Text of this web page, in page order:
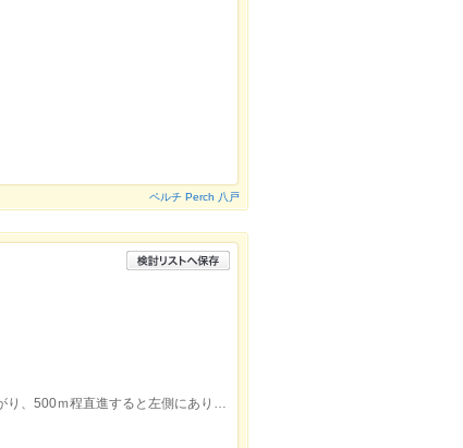
ペルチ Perch 八戸
国道45号線からスシロー八戸店前の道路に曲がり、500ｍ程直進すると左側にあります。クリーニングみよし様向かい